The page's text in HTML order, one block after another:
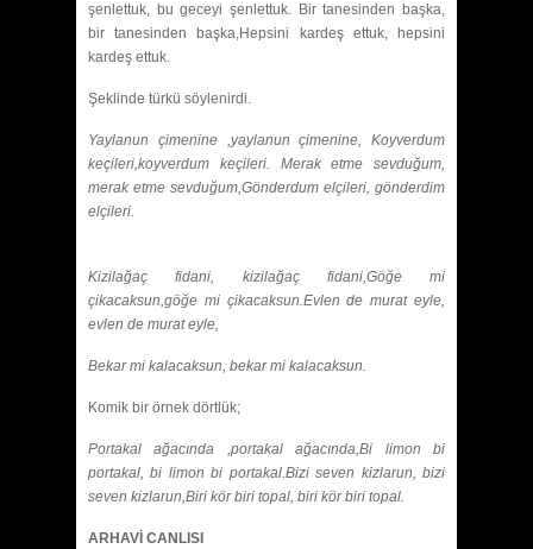
şenlettuk, bu geceyi şenlettuk. Bir tanesinden başka,
bir tanesinden başka,Hepsini kardeş ettuk, hepsini
kardeş ettuk.
Şeklinde türkü söylenirdi.
Yaylanun çimenine ,yaylanun çimenine, Koyverdum
keçileri,koyverdum keçileri. Merak etme sevduğum,
merak etme sevduğum,Gönderdum elçileri, gönderdim
elçileri.
Kizilağaç fidani, kizilağaç fidani,Göğe mi
çikacaksun,göğe mi çikacaksun.Evlen de murat eyle,
evlen de murat eyle,
Bekar mi kalacaksun, bekar mi kalacaksun.
Komik bir örnek dörtlük;
Portakal ağacında ,portakal ağacında,Bi limon bi
portakal, bi limon bi portakal.Bizi seven kizlarun, bizi
seven kizlarun,Biri kör biri topal, biri kör biri topal.
ARHAVİ CANLISI